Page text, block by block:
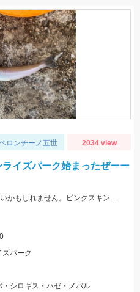
ロンチーノ五世 2034 view
イズパーク始まったぜーー
さびき釣りは、針がちいさいほうがいいかもしれません。ピンクスキンおすすめです。 根魚は、ゴールドイソメがおすすめです。
パーク
・シロギス・ハゼ・メバル